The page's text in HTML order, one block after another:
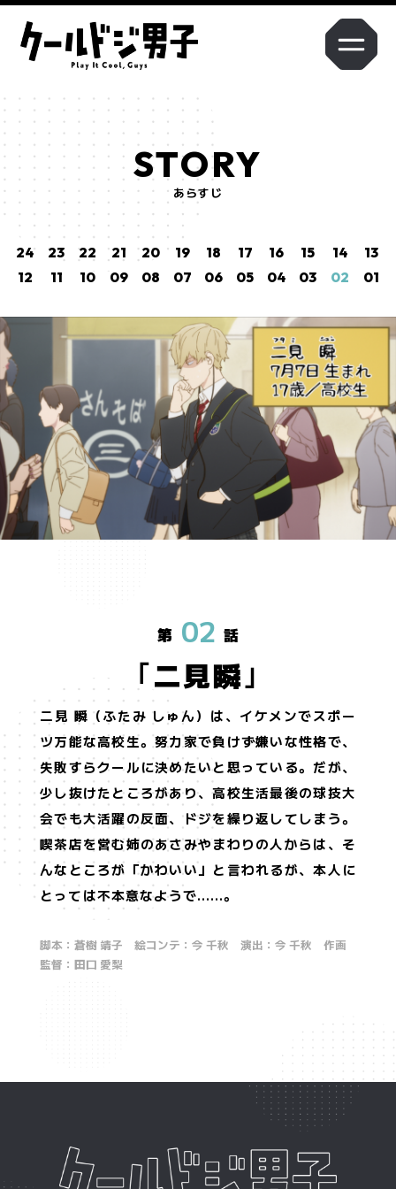
Q1. 本作の印象を教えてください。
Q2. 演じるキャラクターの印象と役に対する意気込みを教えてくださ
い。
HOME
イントロダクション
登場人物
STAFF&CAST
スタッフ＆キャスト ムービー
MUSIC
音楽情報
Blu-ray&DVD
パッケージ情報
COMICS
原作情報
EVENT
イベント
Twitter
@cooldoji_PR
STORY
あらすじ
24 23 22 21 20 19 18 17 16 15 14
13
12
11 10 09 08 07 06 05 04 03 02 01
第 02 話
二見瞬
二見 瞬（ふたみ しゅん）は、イケメンでスポー
ツ万能な高校生。努力家で負けず嫌いな性格で、
失敗すらクールに決めたいと思っている。だが、
少し抜けたところがあり、高校生活最後の球技大
会でも大活躍の反面、ドジを繰り返してしまう。
喫茶店を営む姉のあさみやまわりの人からは、そ
んなところが「かわいい」と言われるが、本人に
とっては不本意なようで……。
脚本：蒼樹 靖子 絵コンテ：今 千秋 演出：今 千秋 作画
監督：田口 愛梨